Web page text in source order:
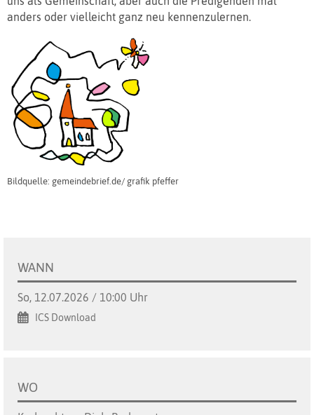
anders oder vielleicht ganz neu kennenzulernen.
Bildquelle: gemeindebrief.de/ grafik pfeffer
WANN
So, 12.07.2026 / 10:00 Uhr
ICS Download
WO